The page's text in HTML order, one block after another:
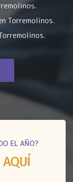
Torremolinos.
EL AÑO?
AQUÍ